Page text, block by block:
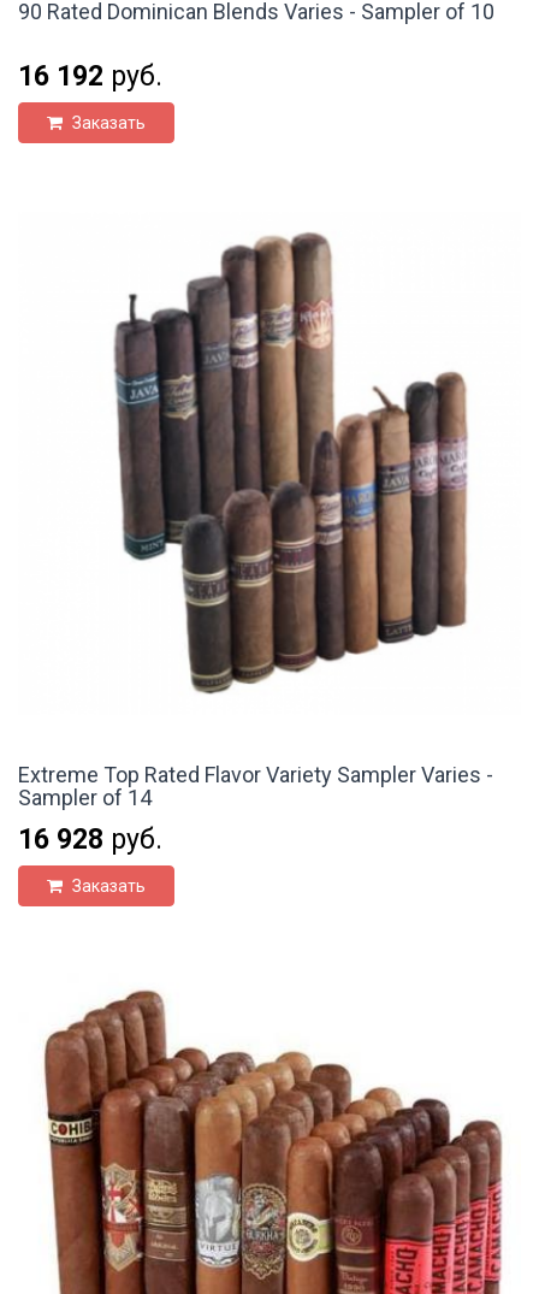
90 Rated Dominican Blends Varies - Sampler of 10
16 192 руб.
Заказать
Extreme Top Rated Flavor Variety Sampler Varies -
Sampler of 14
16 928 руб.
Заказать